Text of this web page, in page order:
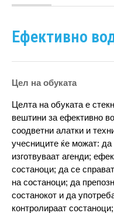
Ефективно
Цел на обуката
Целта на обуката е
вештини за ефективно
соодветни алатки и
учесниците ќе можат:
изготвуваат агенди;
состаноци; да се
на состаноци; да
состанокот и да
контролираат